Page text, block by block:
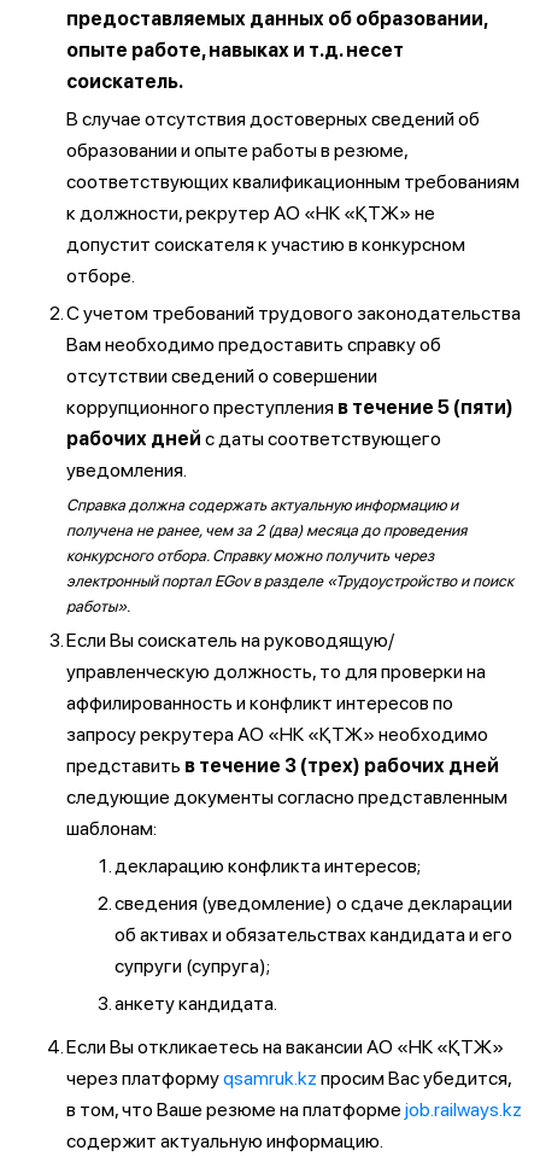
предоставляемых данных об образовании,
опыте работе, навыках и т.д. несет
соискатель.
В случае отсутствия достоверных сведений об
образовании и опыте работы в резюме,
соответствующих квалификационным требованиям
к должности, рекрутер АО «НК «ҚТЖ» не
допустит соискателя к участию в конкурсном
отборе.
С учетом требований трудового законодательства
Вам необходимо предоставить справку об
отсутствии сведений о совершении
коррупционного преступления в течение 5 (пяти)
рабочих дней с даты соответствующего
уведомления.
Справка должна содержать актуальную информацию и
получена не ранее, чем за 2 (два) месяца до проведения
конкурсного отбора. Справку можно получить через
электронный портал EGov в разделе «Трудоустройство и поиск
работы».
Если Вы соискатель на руководящую/
управленческую должность, то для проверки на
аффилированность и конфликт интересов по
запросу рекрутера АО «НК «ҚТЖ» необходимо
представить в течение 3 (трех) рабочих дней
следующие документы согласно представленным
шаблонам:
декларацию конфликта интересов;
сведения (уведомление) о сдаче декларации
об активах и обязательствах кандидата и его
супруги (супруга);
анкету кандидата.
Если Вы откликаетесь на вакансии АО «НК «ҚТЖ»
через платформуqsamruk.kz просим Вас убедится,
в том, что Ваше резюме на платформе job.railways.kz
содержит актуальную информацию.